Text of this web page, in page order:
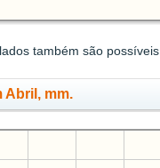
também são possíveis.
Abril, mm.